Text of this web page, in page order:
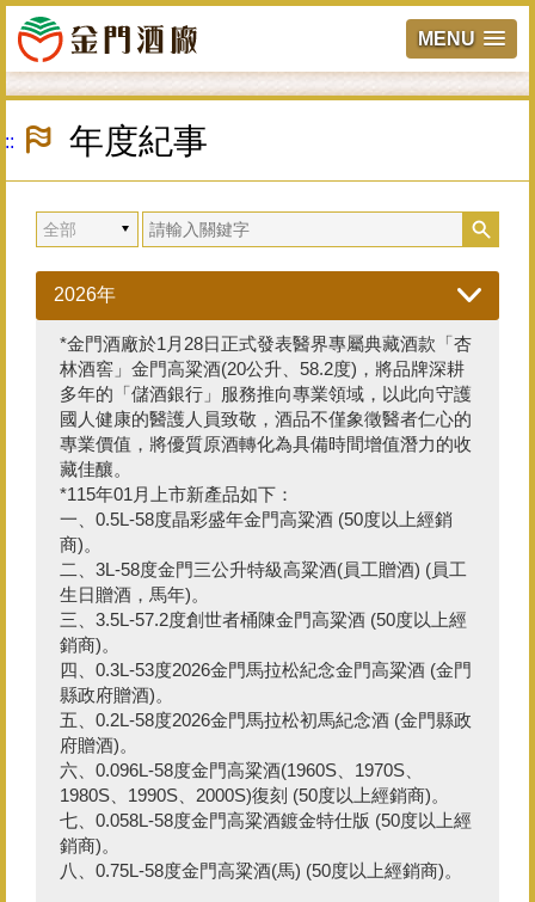
MENU
跳
主
::: 年度紀事
2026年
*金門酒廠於1月28日正式發表醫界專屬典藏酒款「杏
林酒窖」金門高粱酒(20公升、58.2度)，將品牌深耕
多年的「儲酒銀行」服務推向專業領域，以此向守護
國人健康的醫護人員致敬，酒品不僅象徵醫者仁心的
專業價值，將優質原酒轉化為具備時間增值潛力的收
藏佳釀。
*115年01月上市新產品如下：
一、0.5L-58度晶彩盛年金門高粱酒 (50度以上經銷
商)。
二、3L-58度金門三公升特級高粱酒(員工贈酒) (員工
生日贈酒，馬年)。
三、3.5L-57.2度創世者桶陳金門高粱酒 (50度以上經
銷商)。
四、0.3L-53度2026金門馬拉松紀念金門高粱酒 (金門
縣政府贈酒)。
五、0.2L-58度2026金門馬拉松初馬紀念酒 (金門縣政
府贈酒)。
六、0.096L-58度金門高粱酒(1960S、1970S、
1980S、1990S、2000S)復刻 (50度以上經銷商)。
七、0.058L-58度金門高粱酒鍍金特仕版 (50度以上經
銷商)。
八、0.75L-58度金門高粱酒(馬) (50度以上經銷商)。